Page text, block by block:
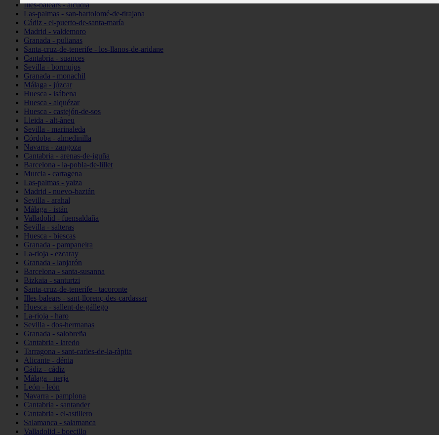
Illes-balears - alcúdia
Las-palmas - san-bartolomé-de-tirajana
Cádiz - el-puerto-de-santa-maría
Madrid - valdemoro
Granada - pulianas
Santa-cruz-de-tenerife - los-llanos-de-aridane
Cantabria - suances
Sevilla - bormujos
Granada - monachil
Málaga - júzcar
Huesca - isábena
Huesca - alquézar
Huesca - castejón-de-sos
Lleida - alt-àneu
Sevilla - marinaleda
Córdoba - almedinilla
Navarra - zangoza
Cantabria - arenas-de-iguña
Barcelona - la-pobla-de-lillet
Murcia - cartagena
Las-palmas - yaiza
Madrid - nuevo-baztán
Sevilla - arahal
Málaga - istán
Valladolid - fuensaldaña
Sevilla - salteras
Huesca - biescas
Granada - pampaneira
La-rioja - ezcaray
Granada - lanjarón
Barcelona - santa-susanna
Bizkaia - santurtzi
Santa-cruz-de-tenerife - tacoronte
Illes-balears - sant-llorenç-des-cardassar
Huesca - sallent-de-gállego
La-rioja - haro
Sevilla - dos-hermanas
Granada - salobreña
Cantabria - laredo
Tarragona - sant-carles-de-la-ràpita
Alicante - dénia
Cádiz - cádiz
Málaga - nerja
León - león
Navarra - pamplona
Cantabria - santander
Cantabria - el-astillero
Salamanca - salamanca
Valladolid - boecillo